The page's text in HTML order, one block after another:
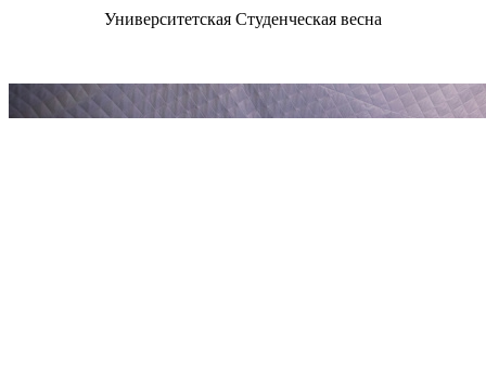
Университетская Студенческая весна